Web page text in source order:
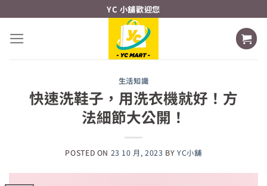
content
YC 小舖歡迎您
生活知識
快速洗鞋子，用洗衣機就好！方
法細節大公開！
POSTED ON 23 10 月, 2023 BYYC小舖